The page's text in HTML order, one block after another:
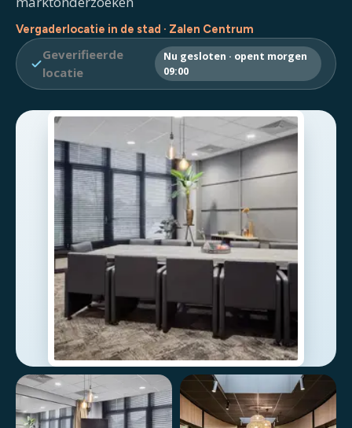
Vergaderlocatie in de stad · Zalen Centrum
Geverifieerde
locatie
Nu gesloten · opent morgen
09:00